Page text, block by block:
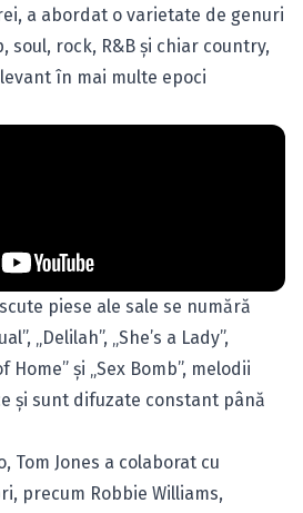
a abordat o varietate de genuri
soul, rock, R&B și chiar country,
în mai multe epoci
piese ale sale se numără
„Delilah”, „She’s a Lady”,
Home” și „Sex Bomb”, melodii
și sunt difuzate constant până
Tom Jones a colaborat cu
precum Robbie Williams,